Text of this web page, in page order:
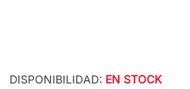
DISPONIBILIDAD: EN STOCK